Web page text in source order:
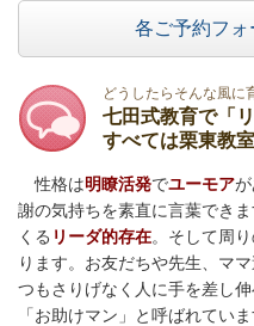
各ご予約フォ
どうしたらそんな風に
七田式教育で「
すべては栗東教
性格は明瞭活発でユーモアが
謝の気持ちを素直に言葉でき
くる リーダ的存在。そして周
ります。お友だちや先生、マ
つもさりげなく人に手を差し
「お助けマン」と呼ばれていま